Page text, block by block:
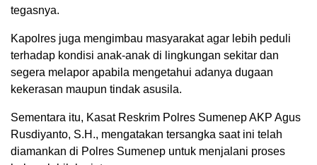
tegasnya.
Kapolres juga mengimbau masyarakat agar lebih peduli
terhadap kondisi anak-anak di lingkungan sekitar dan
segera melapor apabila mengetahui adanya dugaan
kekerasan maupun tindak asusila.
Sementara itu, Kasat Reskrim Polres Sumenep AKP Agus
Rusdiyanto, S.H., mengatakan tersangka saat ini telah
diamankan di Polres Sumenep untuk menjalani proses